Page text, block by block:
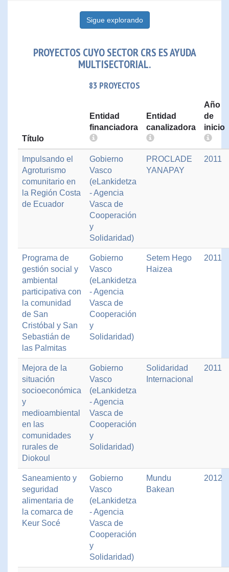
Sigue explorando
PROYECTOS CUYO SECTOR CRS ES AYUDA
MULTISECTORIAL.
83 PROYECTOS
Título
Entidad
financiadora
Entidad
canalizadora
Año
de
inicio
Impulsando el
Agroturismo
comunitario en
la Región Costa
de Ecuador
Gobierno
Vasco
(eLankidetza
- Agencia
Vasca de
Cooperación
y
Solidaridad)
PROCLADE
YANAPAY
2011
Programa de
gestión social y
ambiental
participativa con
la comunidad
de San
Cristóbal y San
Sebastián de
las Palmitas
Gobierno
Vasco
(eLankidetza
- Agencia
Vasca de
Cooperación
y
Solidaridad)
Setem Hego
Haizea
2011
Mejora de la
situación
socioeconómica
y
medioambiental
en las
comunidades
rurales de
Diokoul
Gobierno
Vasco
(eLankidetza
- Agencia
Vasca de
Cooperación
y
Solidaridad)
Solidaridad
Internacional
2011
Saneamiento y
seguridad
alimentaria de
la comarca de
Keur Socé
Gobierno
Vasco
(eLankidetza
- Agencia
Vasca de
Cooperación
y
Solidaridad)
Mundu
Bakean
2012